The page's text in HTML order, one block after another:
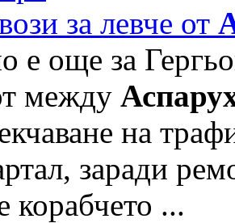
за левче от
е още за
между
на
заради
корабчето ...